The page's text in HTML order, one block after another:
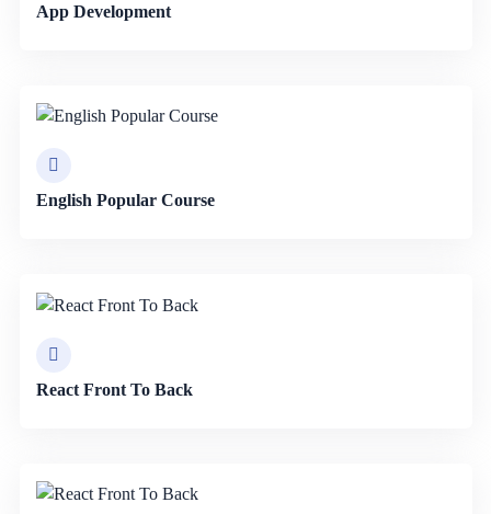
App Development
English Popular Course
React Front To Back